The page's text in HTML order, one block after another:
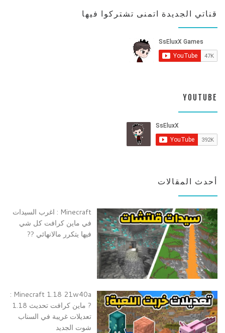
قناتي الجديدة اتمنى تشتركوا فيها
YOUTUBE
أحدث المقالات
Minecraft : اغرب السيدات
في ماين كرافت كل شي
فيها يتكرر مالانهائي ??
Minecraft 1.18 21w40a :
? ماين كرافت تحديث 1.18
تعديلات غريبة في السناب
شوت الجديد